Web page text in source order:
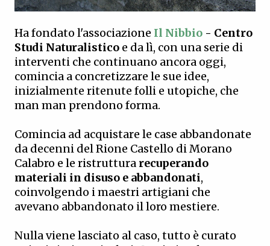
Ha fondato l'associazione Il Nibbio - Centro
Studi Naturalistico e da lì, con una serie di
interventi che continuano ancora oggi,
comincia a concretizzare le sue idee,
inizialmente ritenute folli e utopiche, che
man man prendono forma.
Comincia ad acquistare le case abbandonate
da decenni del Rione Castello di Morano
Calabro e le ristruttura recuperando
materiali in disuso e abbandonati,
coinvolgendo i maestri artigiani che
avevano abbandonato il loro mestiere.
Nulla viene lasciato al caso, tutto è curato